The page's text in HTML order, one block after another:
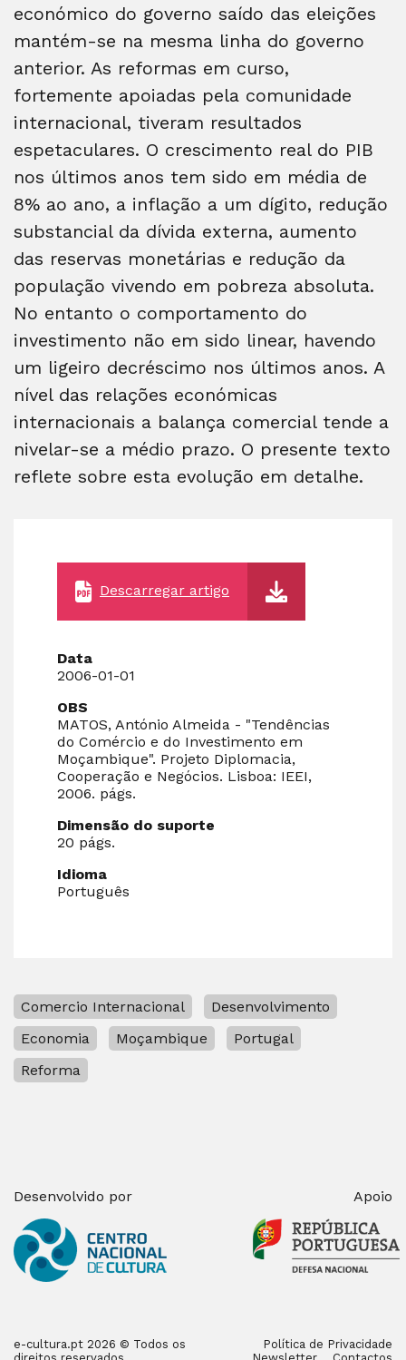
económico do governo saído das eleições
mantém-se na mesma linha do governo
anterior. As reformas em curso,
fortemente apoiadas pela comunidade
internacional, tiveram resultados
espetaculares. O crescimento real do PIB
nos últimos anos tem sido em média de
8% ao ano, a inflação a um dígito, redução
substancial da dívida externa, aumento
das reservas monetárias e redução da
população vivendo em pobreza absoluta.
No entanto o comportamento do
investimento não em sido linear, havendo
um ligeiro decréscimo nos últimos anos. A
nível das relações económicas
internacionais a balança comercial tende a
nivelar-se a médio prazo. O presente texto
reflete sobre esta evolução em detalhe.
Descarregar artigo
Data
2006-01-01
OBS
MATOS, António Almeida - "Tendências
do Comércio e do Investimento em
Moçambique". Projeto Diplomacia,
Cooperação e Negócios. Lisboa: IEEI,
2006. págs.
Dimensão do suporte
20 págs.
Idioma
Português
Comercio Internacional
Desenvolvimento
Economia
Moçambique
Portugal
Reforma
Desenvolvido por Apoio
e-cultura.pt 2026 © Todos os
Política de Privacidade